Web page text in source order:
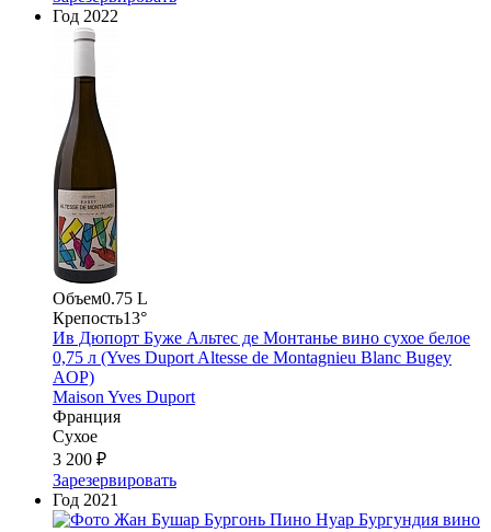
Год 2022
Объем0.75 L
Крепость13°
Ив Дюпорт Буже Альтес де Монтанье вино сухое белое
0,75 л (Yves Duport Altesse de Montagnieu Blanc Bugey
AOP)
Maison Yves Duport
Франция
Сухое
3 200 ₽
Зарезервировать
Год 2021